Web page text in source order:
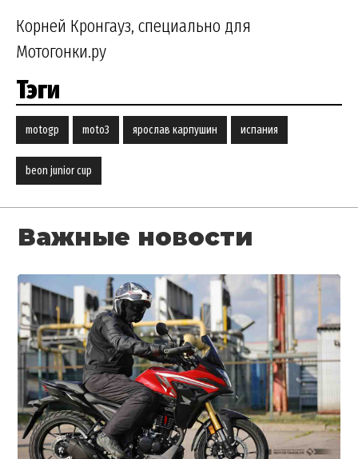
Корней Кронгауз, специально для
Мотогонки.ру
Тэги
motogp moto3 ярослав карпушин испания
beon junior cup
Важные новости